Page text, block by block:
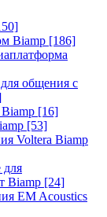
Biamp [186]
общения с
[16]
[53]
Voltera Biamp
Biamp [24]
EM Acoustics